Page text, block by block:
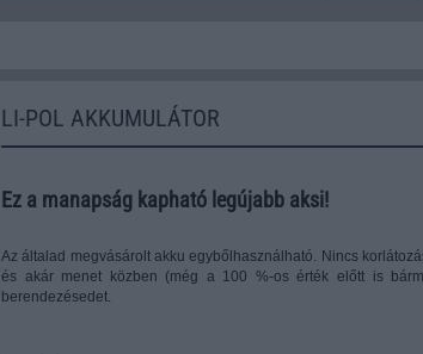
LI-POL AKKUMULÁTOR
Ez a manapság kapható legújabb aksi!
Az általad megvásárolt akku egybőlhasználható. Nincs
és akár menet közben (még a 100 %-os érték előtt is
berendezésedet.